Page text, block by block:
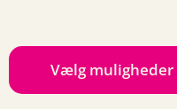
Vælg muligheder